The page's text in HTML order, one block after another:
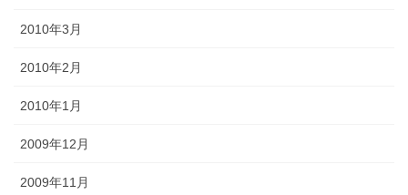
2010年3月
2010年2月
2010年1月
2009年12月
2009年11月